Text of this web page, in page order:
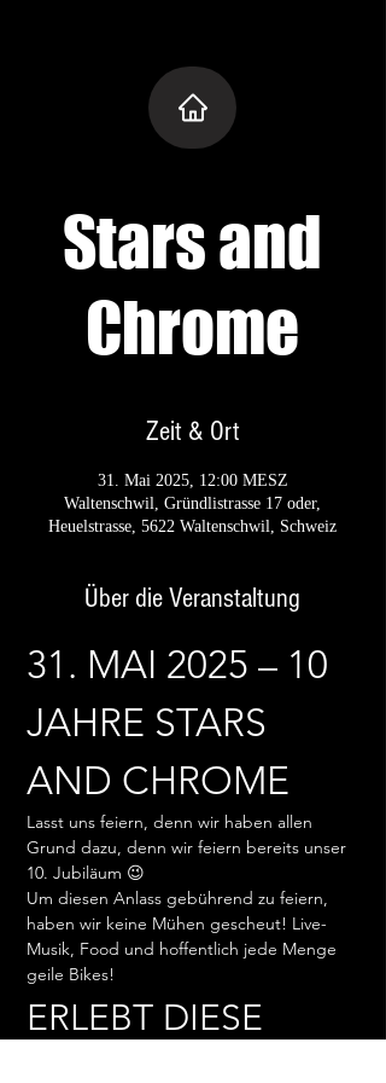
Stars and
Chrome
Zeit & Ort
31. Mai 2025, 12:00 MESZ
Waltenschwil, Gründlistrasse 17 oder,
Heuelstrasse, 5622 Waltenschwil, Schweiz
Über die Veranstaltung
31. MAI 2025 – 10
JAHRE STARS
AND CHROME
Lasst uns feiern, denn wir haben allen
Grund dazu, denn wir feiern bereits unser
10. Jubiläum 😉
Um diesen Anlass gebührend zu feiern,
haben wir keine Mühen gescheut! Live-
Musik, Food und hoffentlich jede Menge
geile Bikes!
ERLEBT DIESE